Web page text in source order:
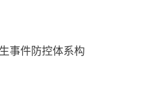
事件防控体系构